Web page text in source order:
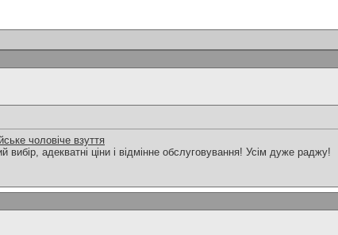
чоловіче взуття
вибір, адекватні ціни і відмінне обслуговування! Усім дуже раджу!